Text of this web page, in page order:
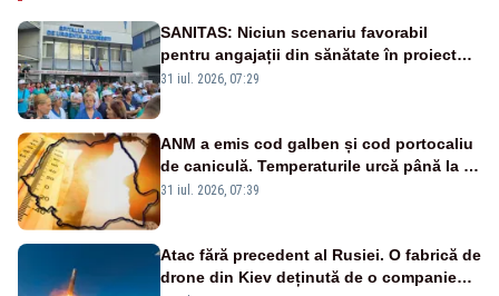
SANITAS: Niciun scenariu favorabil
pentru angajații din sănătate în proiectul
Legii salarizării
31 iul. 2026, 07:29
ANM a emis cod galben și cod portocaliu
de caniculă. Temperaturile urcă până la 38
de grade, iar nopțile devin tropicale
31 iul. 2026, 07:39
Atac fără precedent al Rusiei. O fabrică de
drone din Kiev deținută de o companie